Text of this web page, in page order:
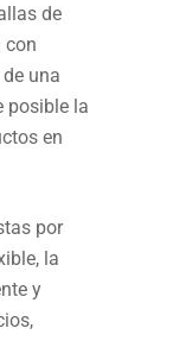
de
con
una
posible la
en
por
la
y